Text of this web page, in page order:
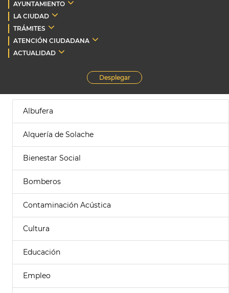
AYUNTAMIENTO
LA CIUDAD
TRÁMITES
ATENCIÓN CIUDADANA
ACTUALIDAD
Desplegar
Albufera
Alquería de Solache
Bienestar Social
Bomberos
Contaminación Acústica
Cultura
Educación
Empleo